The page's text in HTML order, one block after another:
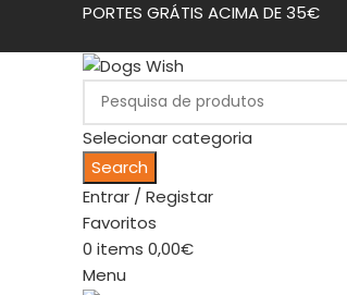
PORTES GRÁTIS ACIMA DE 35€
Selecionar categoria
Search
Entrar / Registar
Favoritos
0 items 0,00€
Menu